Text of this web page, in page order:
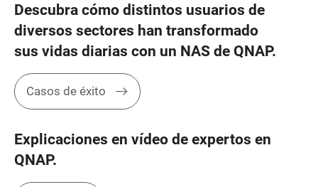
Descubra cómo distintos usuarios de
diversos sectores han transformado
sus vidas diarias con un NAS de QNAP.
Casos de éxito
Explicaciones en vídeo de expertos en
QNAP.